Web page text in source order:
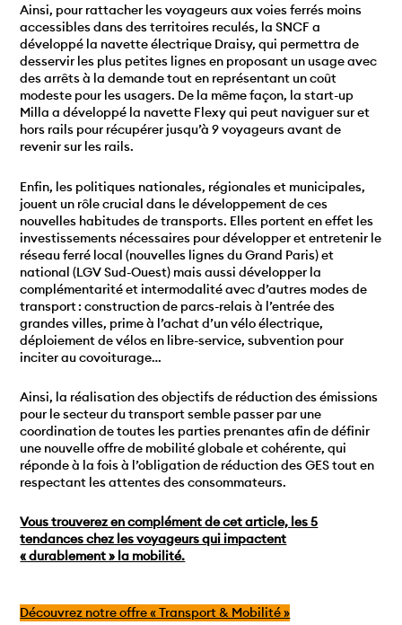
Ainsi, pour rattacher les voyageurs aux voies ferrés moins
accessibles dans des territoires reculés, la SNCF a
développé la navette électrique Draisy, qui permettra de
desservir les plus petites lignes en proposant un usage avec
des arrêts à la demande tout en représentant un coût
modeste pour les usagers. De la même façon, la start-up
Milla a développé la navette Flexy qui peut naviguer sur et
hors rails pour récupérer jusqu’à 9 voyageurs avant de
revenir sur les rails.
Enfin, les politiques nationales, régionales et municipales,
jouent un rôle crucial dans le développement de ces
nouvelles habitudes de transports. Elles portent en effet les
investissements nécessaires pour développer et entretenir le
réseau ferré local (nouvelles lignes du Grand Paris) et
national (LGV Sud-Ouest) mais aussi développer la
complémentarité et intermodalité avec d’autres modes de
transport : construction de parcs-relais à l’entrée des
grandes villes, prime à l’achat d’un vélo électrique,
déploiement de vélos en libre-service, subvention pour
inciter au covoiturage…
Ainsi, la réalisation des objectifs de réduction des émissions
pour le secteur du transport semble passer par une
coordination de toutes les parties prenantes afin de définir
une nouvelle offre de mobilité globale et cohérente, qui
réponde à la fois à l’obligation de réduction des GES tout en
respectant les attentes des consommateurs.
Vous trouverez en complément de cet article, les 5
tendances chez les voyageurs qui impactent
« durablement » la mobilité.
Découvrez notre offre « Transport & Mobilité »